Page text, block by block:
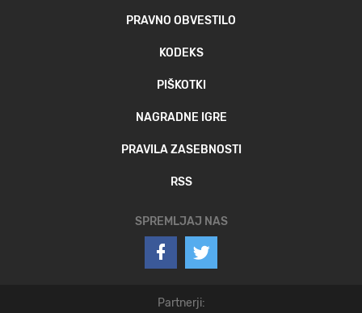
PRAVNO OBVESTILO
KODEKS
PIŠKOTKI
NAGRADNE IGRE
PRAVILA ZASEBNOSTI
RSS
SPREMLJAJ NAS
Partnerji: